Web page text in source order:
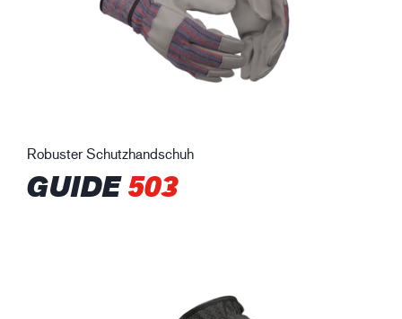
Robuster Schutzhandschuh
GUIDE503